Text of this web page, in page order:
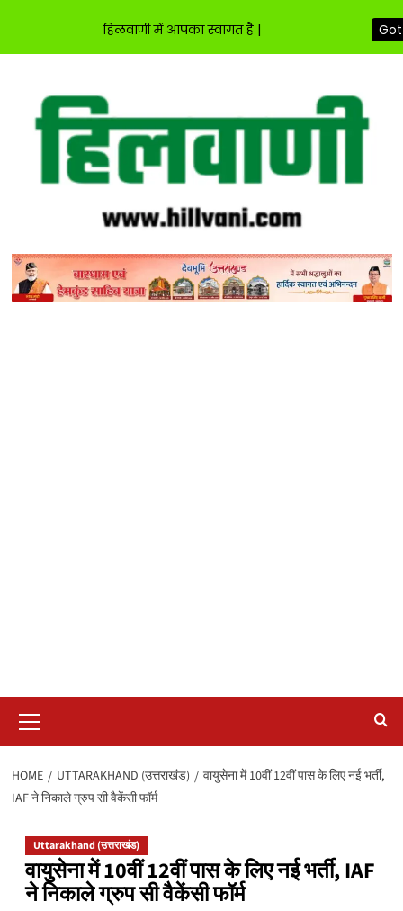
content
Menu
HOME UTTARAKHAND (उत्तराखंड)
वायुसेना में 10वीं 12वीं पास के लिए नई भर्ती,
IAF ने निकाले ग्रुप सी वैकेंसी फॉर्म
Uttarakhand (उत्तराखंड)
वायुसेना में 10वीं 12वीं पास के लिए नई भर्ती, IAF
ने निकाले ग्रुप सी वैकेंसी फॉर्म
हिलवाणी में आपका स्वागत है |